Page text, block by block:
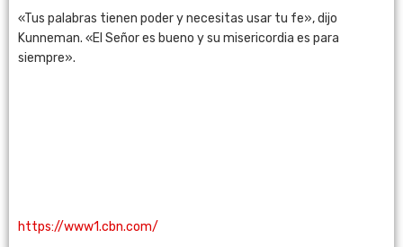
«Tus palabras tienen poder y necesitas usar tu fe», dijo
Kunneman. «El Señor es bueno y su misericordia es para
siempre».
https://www1.cbn.com/